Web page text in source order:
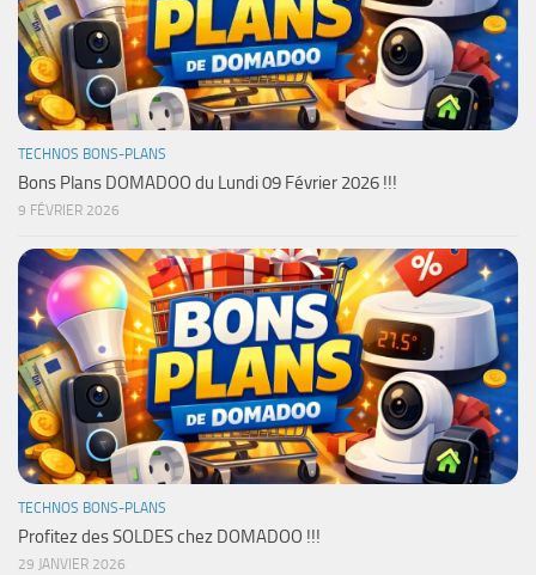
TECHNOS BONS-PLANS
Bons Plans DOMADOO du Lundi 09 Février 2026 !!!
9 FÉVRIER 2026
TECHNOS BONS-PLANS
Profitez des SOLDES chez DOMADOO !!!
29 JANVIER 2026